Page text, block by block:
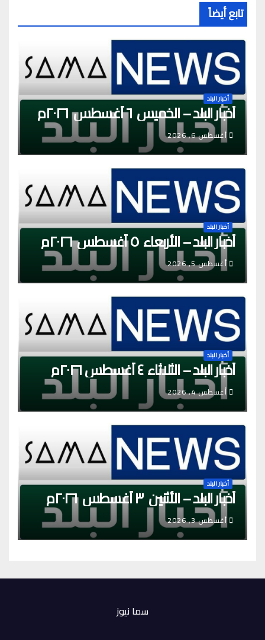
تابع أيضاً
أخبار البلد
أخبار البلد – الخميس ٦ أغسطس ٢٠٢٦م
أغسطس 6, 2026
أخبار البلد
أخبار البلد – الأربعاء ٥ أغسطس ٢٠٢٦م
أغسطس 5, 2026
أخبار البلد
أخبار البلد – الثلاثاء ٤ أغسطس ٢٠٢٦م
أغسطس 4, 2026
أخبار البلد
أخبار البلد – الأثنين ٣ أغسطس ٢٠٢٦م
أغسطس 3, 2026
سما نيوز